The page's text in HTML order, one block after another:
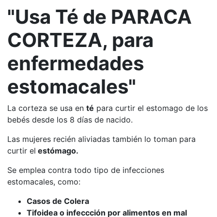
"Usa Té de PARACA
CORTEZA, para
enfermedades
estomacales"
La corteza se usa en té para curtir el estomago de los
bebés desde los 8 días de nacido.
Las mujeres recién aliviadas también lo toman para
curtir el estómago.
Se emplea contra todo tipo de infecciones
estomacales, como:
Casos de Colera
Tifoidea o infeccción por alimentos en mal